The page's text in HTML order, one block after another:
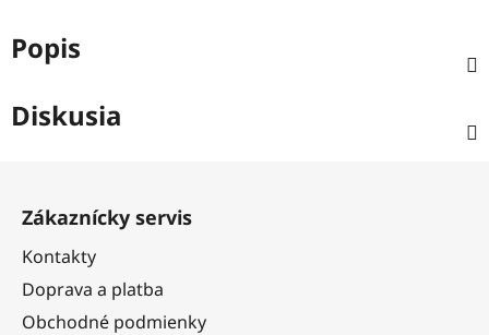
Popis
Diskusia
Zákaznícky servis
Kontakty
Doprava a platba
Obchodné podmienky